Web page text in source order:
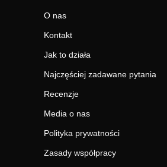
O nas
Kontakt
Jak to działa
Najczęściej zadawane pytania
Recenzje
Media o nas
Polityka prywatności
Zasady współpracy